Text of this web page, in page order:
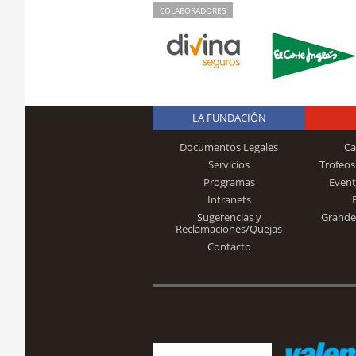
COLABORADORES
LA FUNDACIÓN
Documentos Legales
Servicios
Programas
Intranets
Sugerencias y
Reclamaciones/Quejas
Contacto